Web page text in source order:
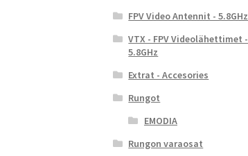
FPV Video Antennit - 5.8GHz
VTX - FPV Videolähettimet -
5.8GHz
Extrat - Accesories
Rungot
EMODIA
Rungon varaosat